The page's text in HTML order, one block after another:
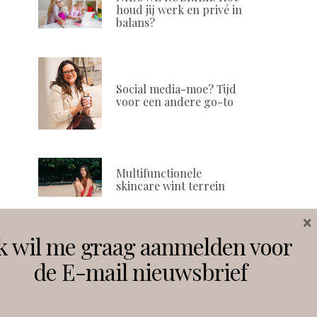
houd jij werk en privé in
balans?
Social media-moe? Tijd
voor een andere go-to
Multifunctionele
skincare wint terrein
Volg ons
wil me graag aanmelden voor
de E-mail nieuwsbrief
×